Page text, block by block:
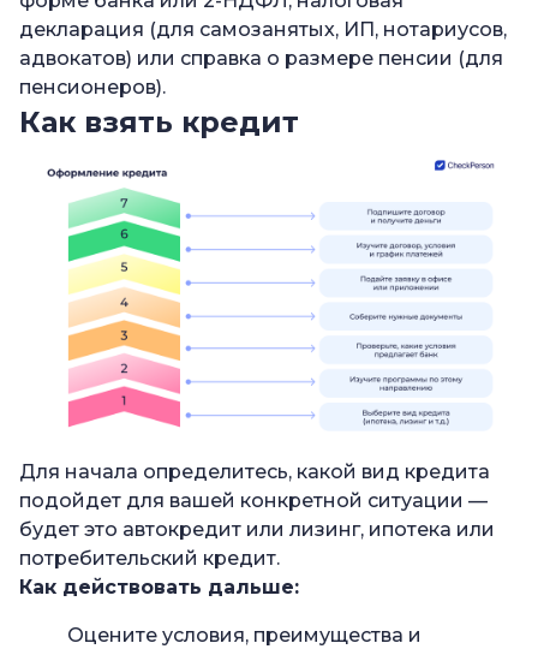
декларация (для самозанятых, ИП, нотариусов,
адвокатов) или справка о размере пенсии (для
пенсионеров).
Как взять кредит
Для начала определитесь, какой вид кредита
подойдет для вашей конкретной ситуации —
будет это автокредит или лизинг, ипотека или
потребительский кредит.
Как действовать дальше:
Оцените условия, преимущества и